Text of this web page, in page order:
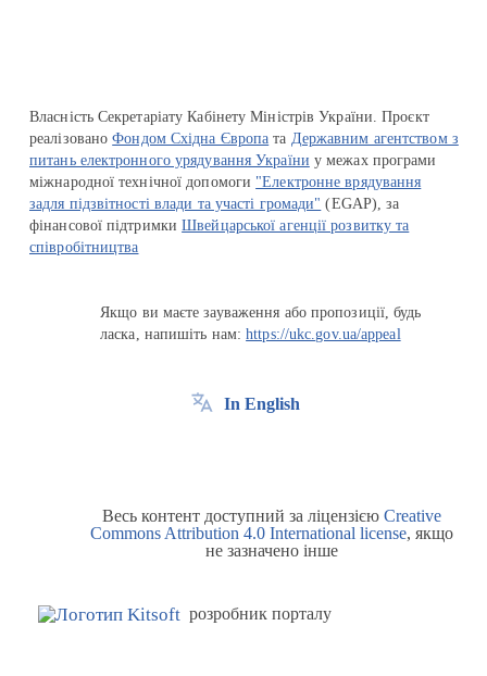
Власність Секретаріату Кабінету Міністрів України. Проєкт
реалізованоФондом Східна Європа та Державним агентством з
питань електронного урядування України у межах програми
міжнародної технічної допомоги "Електронне врядування
задля підзвітності влади та участі громади" (EGAP), за
фінансової підтримкиШвейцарської агенції розвитку та
співробітництва
Якщо ви маєте зауваження або пропозиції, будь
ласка, напишіть нам:https://ukc.gov.ua/appeal
In English
Весь контент доступний за ліцензією Creative
Commons Attribution 4.0 International license, якщо
не зазначено інше
розробник порталу